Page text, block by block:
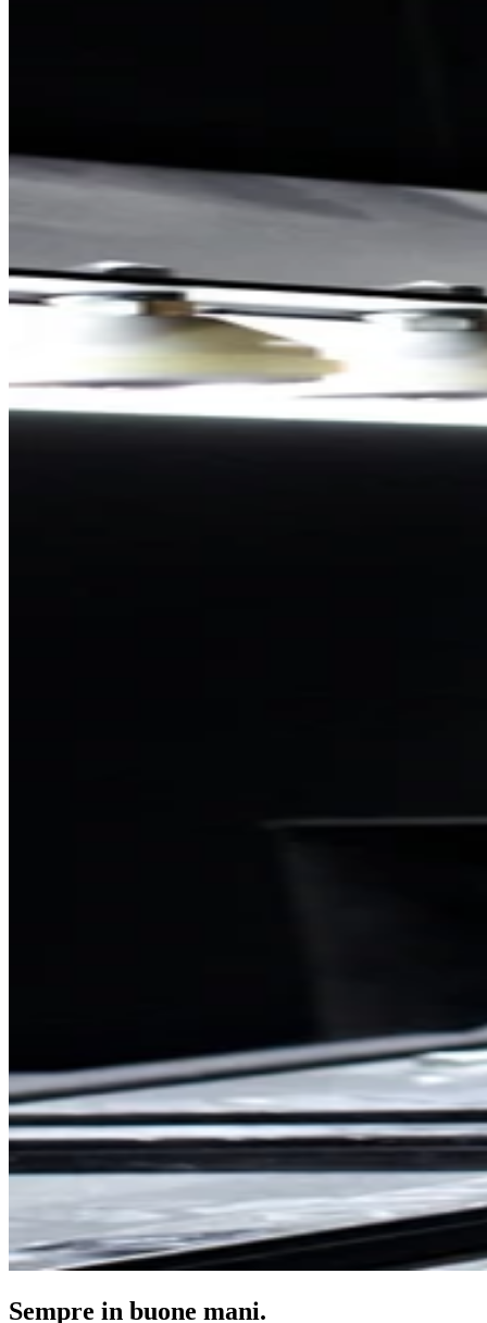
Sempre in buone mani.